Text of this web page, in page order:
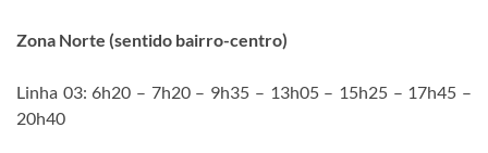
Zona Norte (sentido bairro-centro)
Linha 03: 6h20 – 7h20 – 9h35 – 13h05 – 15h25 – 17h45 –
20h40